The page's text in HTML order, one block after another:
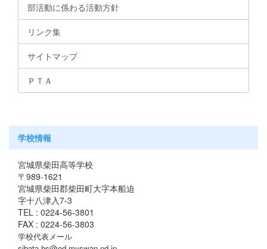
部活動に係わる活動方針
リンク集
サイトマップ
ＰＴＡ
学校情報
宮城県柴田高等学校
〒989-1621
宮城県柴田郡柴田町大字本船迫
字十八津入7-3
TEL : 0224-56-3801
FAX : 0224-56-3803
学校代表メール